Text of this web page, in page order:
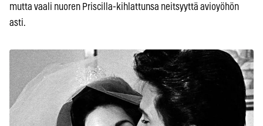
mutta vaali nuoren Priscilla-kihlattunsa neitsyyttä avioyöhön
asti.